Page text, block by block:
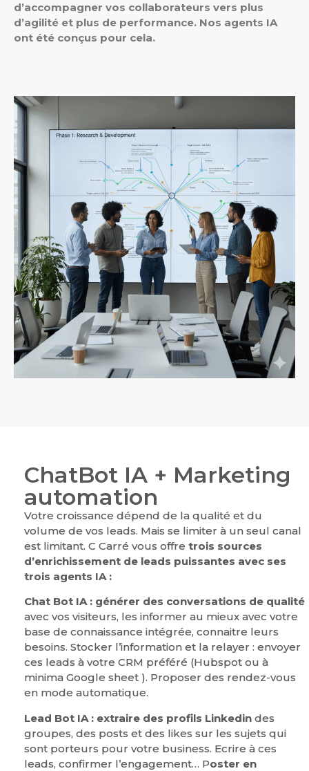
d’accompagner vos collaborateurs vers plus
d’agilité et plus de performance. Nos agents IA
ont été conçus pour cela.
ChatBot IA + Marketing
automation
Votre croissance dépend de la qualité et du
volume de vos leads. Mais se limiter à un seul canal
est limitant. C Carré vous offre trois sources
d’enrichissement de leads puissantes avec ses
trois agents IA :
Chat Bot IA : générer des conversations de qualité
avec vos visiteurs, les informer au mieux avec votre
base de connaissance intégrée, connaitre leurs
besoins. Stocker l’information et la relayer : envoyer
ces leads à votre CRM préféré (Hubspot ou à
minima Google sheet ). Proposer des rendez-vous
en mode automatique.
Lead Bot IA : extraire des profils Linkedin des
groupes, des posts et des likes sur les sujets qui
sont porteurs pour votre business. Ecrire à ces
leads, confirmer l’engagement… Poster en